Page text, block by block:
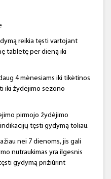
reikia tęsti vartojant
tabletę per dieną iki
4 mėnesiams iki tikėtinos
iki žydėjimo sezono
pirmojo žydėjimo
tęsti gydymą toliau.
nei 7 dienoms, jis gali
nutraukimas yra ilgesnis
gydymą prižiūrint